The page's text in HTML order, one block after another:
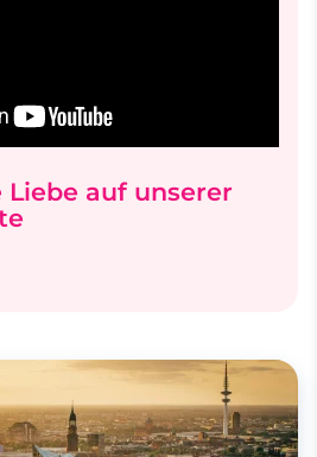
Liebe auf unserer